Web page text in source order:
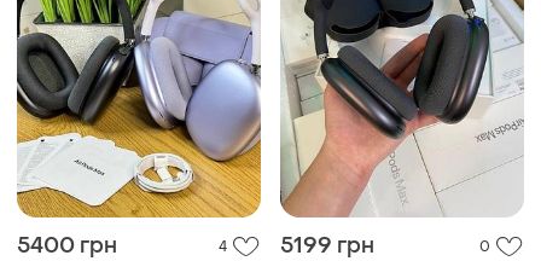
5400 грн 4 5199 грн 0